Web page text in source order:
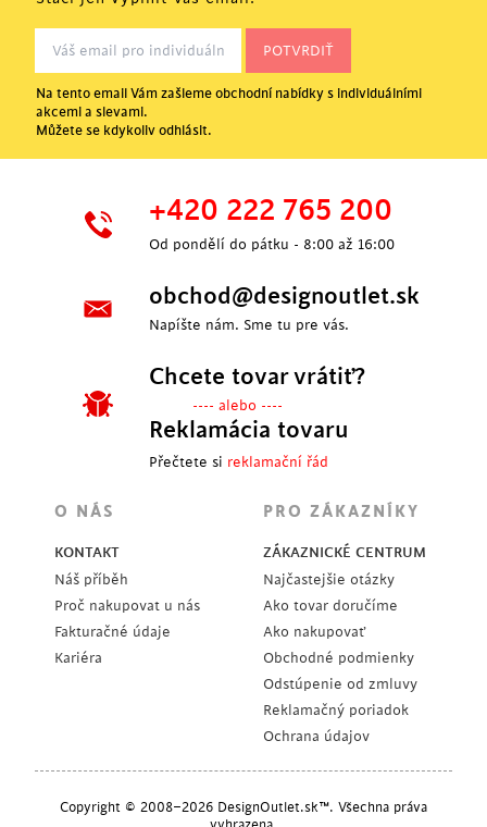
Na tento email Vám zašleme obchodní nabídky s individuálními
akcemi a slevami.
Můžete se kdykoliv odhlásit.
+420 222 765 200
Od pondělí do pátku - 8:00 až 16:00
obchod@designoutlet.sk
Napíšte nám. Sme tu pre vás.
Chcete tovar vrátiť?
---- alebo ----
Reklamácia tovaru
Přečtete si reklamační řád
O NÁS
KONTAKT
Náš příběh
Proč nakupovat u nás
Fakturačné údaje
Kariéra
PRO ZÁKAZNÍKY
ZÁKAZNICKÉ CENTRUM
Najčastejšie otázky
Ako tovar doručíme
Ako nakupovať
Obchodné podmienky
Odstúpenie od zmluvy
Reklamačný poriadok
Ochrana údajov
Copyright © 2008–2026 DesignOutlet.sk™. Všechna práva